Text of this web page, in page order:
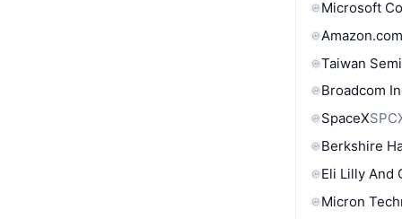
Microsoft
Taiwan
Broadcom
SpaceX
Berkshire
Eli Lilly And
Micron